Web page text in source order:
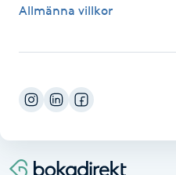
Hälsa
Hälsprickor
Idrottsmassage
IPL
Allmänna villkor